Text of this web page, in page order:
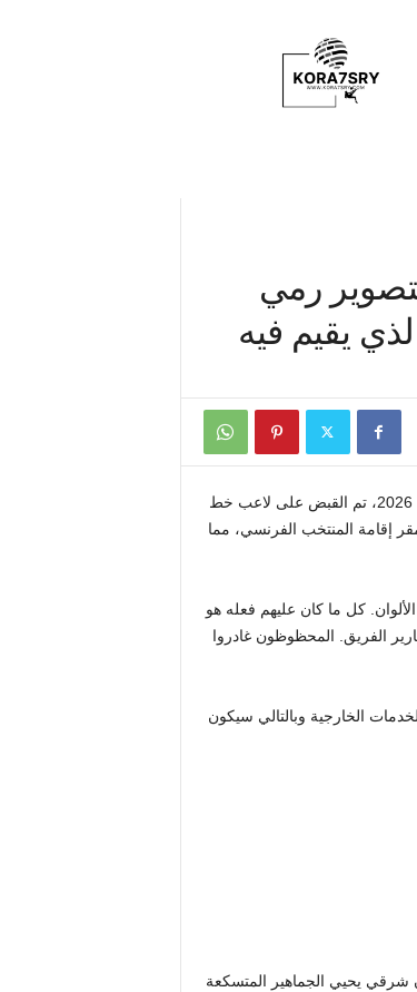
بتصوير رمي
يقيم فيه
ريان شرقي لعب دور سانتا كلوز. بعد فوز البلوز على النرويج (4-1) في مونديال 2026، تم القبض على لاعب خط
إقامة المنتخب الفرنسي، مما
كل ما كان عليهم فعله هو
الفريق . المحظوظون غادروا
الخارجية وبالتالي سيكون
شرقي يحيي الجماهير المتسكعة